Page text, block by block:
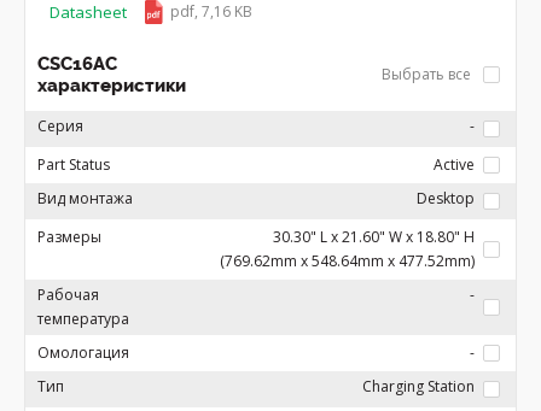
Datasheet pdf, 7,16 KB
CSC16AC
характеристики
Выбрать все
Серия
-
Part Status
Active
Вид монтажа
Desktop
Размеры
30.30" L x 21.60" W x 18.80" H
(769.62mm x 548.64mm x 477.52mm)
Рабочая
температура
-
Омологация
-
Тип
Charging Station